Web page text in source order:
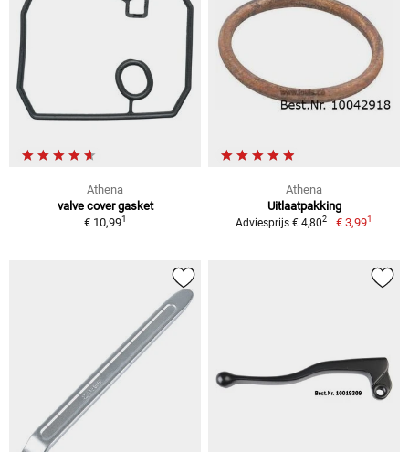
Athena
valve cover gasket
€ 10,991
Athena
Uitlaatpakking
Adviesprijs € 4,802 € 3,991